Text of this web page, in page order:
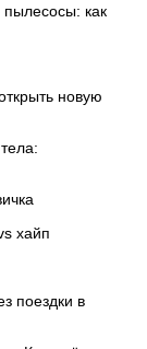
как
новую
хайп
поездки в